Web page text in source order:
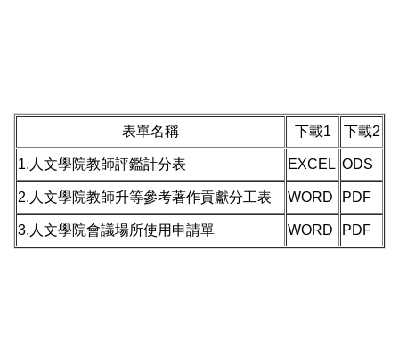
表單名稱 下載1 下載2
1.人文學院教師評鑑計分表 EXCEL ODS
2.人文學院教師升等參考著作貢獻分工表 WORD PDF
3.人文學院會議場所使用申請單 WORD PDF